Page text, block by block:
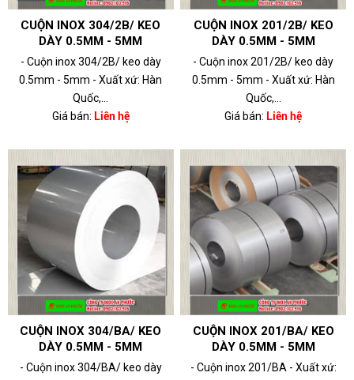
CUỘN INOX 304/2B/ KEO
DÀY 0.5MM - 5MM
- Cuộn inox 304/2B/ keo dày
0.5mm - 5mm - Xuất xứ: Hàn
Quốc,...
Giá bán: Liên hệ
CUỘN INOX 201/2B/ KEO
DÀY 0.5MM - 5MM
- Cuộn inox 201/2B/ keo dày
0.5mm - 5mm - Xuất xứ: Hàn
Quốc,...
Giá bán: Liên hệ
CUỘN INOX 304/BA/ KEO
DÀY 0.5MM - 5MM
- Cuộn inox 304/BA/ keo dày
CUỘN INOX 201/BA/ KEO
DÀY 0.5MM - 5MM
- Cuộn inox 201/BA - Xuất xứ: